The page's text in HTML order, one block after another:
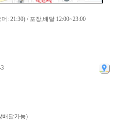
: 21:30) / 포장,배달 12:00~23:00
배달가능)